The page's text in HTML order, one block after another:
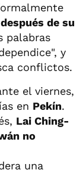
de su
palabras
y
conflictos.
el viernes,
en Pekín.
Lai Ching-
no
una